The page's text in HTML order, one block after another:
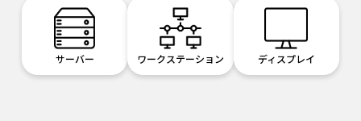
サーバー ワークステーション ディスプレイ